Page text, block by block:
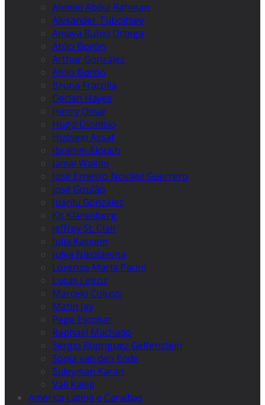
Ahmed Abdul Rahman
Alexander Tuboltsev
Amaya Rubio Ortega
Atilio Borón
Arthur González
Atilio Borón
Bruna Fracolla
Declan Hayes
Henry Omar
Hugo Dionísio
Hussein Assaf
Ibrahim Aloush
Jamal Wakim
José Ernesto Nováez Guerrero
José Goulão
Juanlu González
Kit Klarenberg
Jeffrey St. Clair
Julia Kassem
Julya Nikolaevna
Lorenzo Maria Pacini
Lucas Leiroz
Marcelo Colussi
Matin Jay
Pepe Escobar
Raphael Machado
Sergio Rodríguez Gelfenstein
Sonja van den Ende
Suleyman Karan
Vali Kaleji
América Latina e Caraíbas